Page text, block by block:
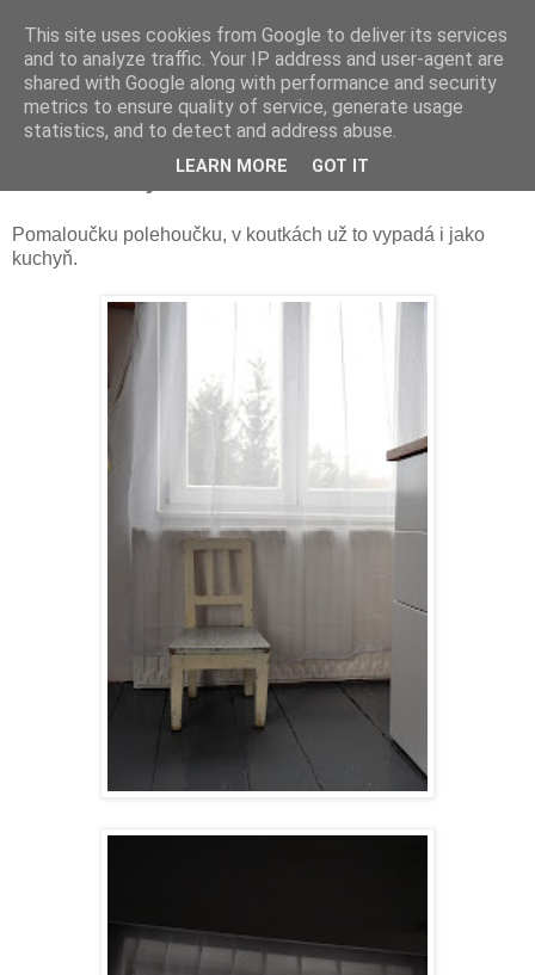
Pomaloučku polehoučku, v koutkách už to vypadá i jako
kuchyň.
This site uses cookies from Google to deliver its services
and to analyze traffic. Your IP address and user-agent are
shared with Google along with performance and security
metrics to ensure quality of service, generate usage
statistics, and to detect and address abuse.
LEARN MORE GOT IT